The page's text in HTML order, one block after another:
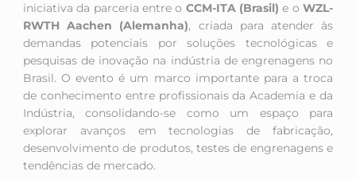
iniciativa da parceria entre o CCM-ITA (Brasil) e oWZL-
RWTH Aachen (Alemanha), criada para atender às
demandas potenciais por soluções tecnológicas e
pesquisas de inovação na indústria de engrenagens no
Brasil. O evento é um marco importante para a troca
de conhecimento entre profissionais da Academia e da
Indústria, consolidando-se como um espaço para
explorar avanços em tecnologias de fabricação,
desenvolvimento de produtos, testes de engrenagens e
tendências de mercado.